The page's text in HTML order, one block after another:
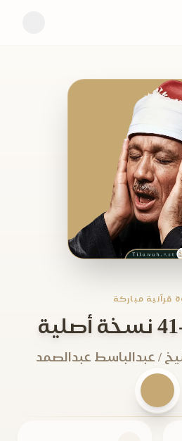
قرآنية مباركة
/ عبدالباسط عبدالصمد